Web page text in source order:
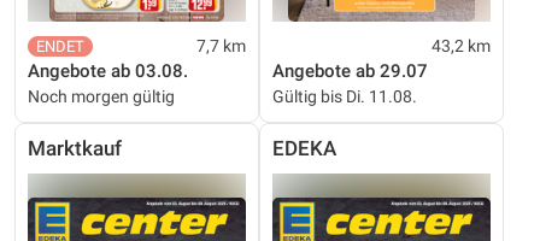
7,7 km
Angebote ab 03.08.
Noch morgen gültig
43,2 km
Angebote ab 29.07
Gültig bis Di. 11.08.
Marktkauf EDEKA